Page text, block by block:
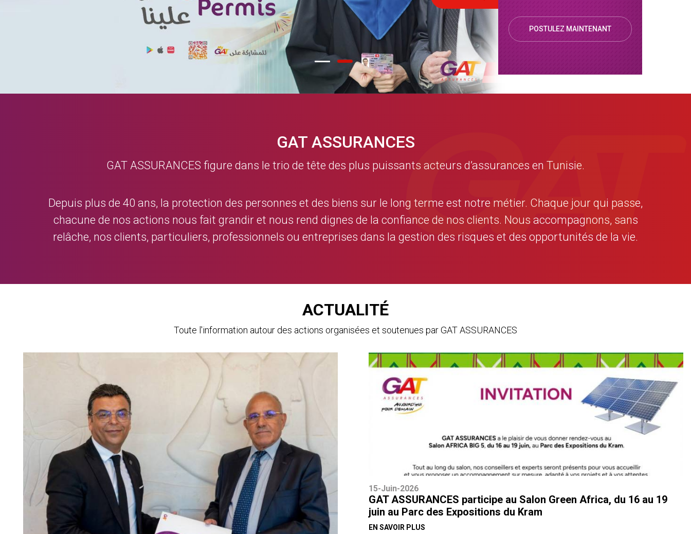
POSTULEZ MAINTENANT
GAT ASSURANCES
GAT ASSURANCES figure dans le trio de tête des plus puissants acteurs d’assurances en Tunisie.
Depuis plus de 40 ans, la protection des personnes et des biens sur le long terme est notre métier. Chaque jour qui passe,
chacune de nos actions nous fait grandir et nous rend dignes de la confiance de nos clients. Nous accompagnons, sans
relâche, nos clients, particuliers, professionnels ou entreprises dans la gestion des risques et des opportunités de la vie.
ACTUALITÉ
Toute l'information autour des actions organisées et soutenues par GAT ASSURANCES
15-Juin-2026
GAT ASSURANCES participe au Salon Green Africa, du 16 au 19
juin au Parc des Expositions du Kram
EN SAVOIR PLUS